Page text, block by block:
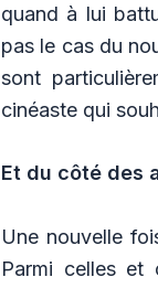
quand à lui
pas le cas du
sont
cinéaste qui
Et du côté des
Une nouvelle
Parmi celles